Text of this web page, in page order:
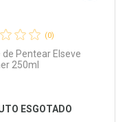
Convênio
(0)
de Pentear Elseve
250ml
ESGOTADO